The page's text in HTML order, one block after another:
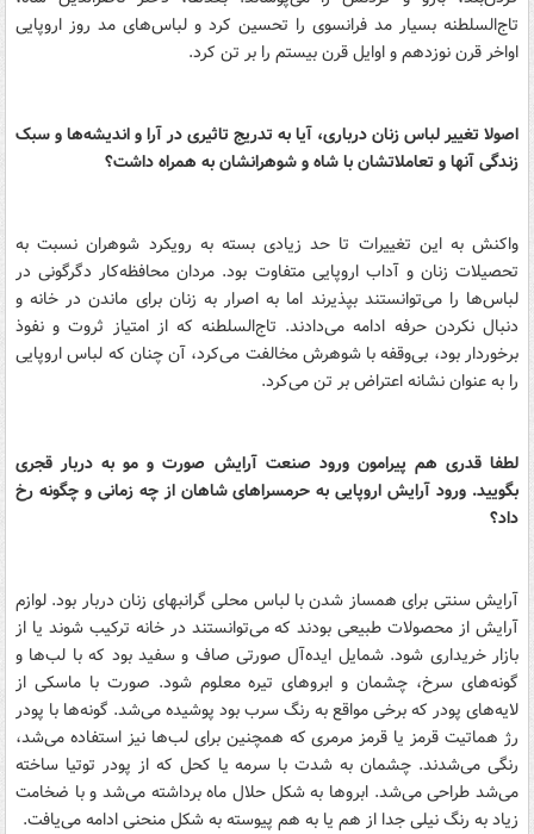
تاج‌السلطنه بسیار مد فرانسوی را تحسین کرد و لباس‌های مد روز اروپایی
اواخر قرن نوزدهم و اوایل قرن بیستم را بر تن کرد.
اصولا تغییر لباس زنان درباری، آیا به تدریج تاثیری در آرا و اندیشه‌ها و سبک
زندگی آنها و تعاملاتشان با شاه و شوهرانشان به همراه داشت؟
واکنش به این تغییرات تا حد زیادی بسته به رویکرد شوهران نسبت به
تحصیلات زنان و آداب اروپایی متفاوت بود. مردان محافظه‌کار دگرگونی در
لباس‌ها را می‌توانستند بپذیرند اما به اصرار به زنان برای ماندن در خانه و
دنبال نکردن حرفه ادامه می‌دادند. تاج‌السلطنه که از امتیاز ثروت و نفوذ
برخوردار بود، بی‌وقفه با شوهرش مخالفت می‌کرد، آن چنان که لباس اروپایی
را به عنوان نشانه اعتراض بر تن می‌کرد.
لطفا قدری هم پیرامون ورود صنعت آرایش صورت و مو به دربار قجری
بگویید. ورود آرایش اروپایی به حرمسراهای شاهان از چه زمانی و چگونه رخ
داد؟
آرایش سنتی برای همساز شدن با لباس محلی گرانبهای زنان دربار بود. لوازم
آرایش از محصولات طبیعی بودند که می‌توانستند در خانه ترکیب شوند یا از
بازار خریداری شود. شمایل ایده‌آل صورتی صاف و سفید بود که با لب‌ها و
گونه‌های سرخ، چشمان و ابروهای تیره معلوم شود. صورت با ماسکی از
لایه‌های پودر که برخی مواقع به رنگ سرب بود پوشیده می‌شد. گونه‌ها با پودر
رژ هماتیت قرمز یا قرمز مرمری که همچنین برای لب‌ها نیز استفاده می‌شد،
رنگی می‌شدند. چشمان به شدت با سرمه یا کحل که از پودر توتیا ساخته
می‌شد طراحی می‌شد. ابرو‌ها به شکل حلال ماه برداشته می‌شد و با ضخامت
زیاد به رنگ نیلی جدا از هم یا به هم پیوسته به شکل منحنی ادامه می‌یافت.